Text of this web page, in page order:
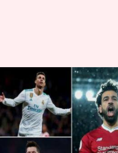
इस सीजन
रेस में सबसे आगे हैं
लेखन Neeraj Pandey Feb 04, 2019
क्या है खबर?